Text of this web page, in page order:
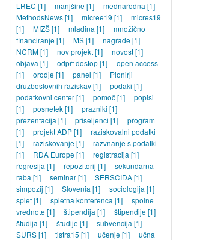
LREC [1] manjšine [1] mednarodna [1]
MethodsNews[1] micree19 [1]
micres19
[1]
MIZŠ[1] mladina [1]
množično
financiranje [1] MS[1] nagrade [1]
NCRM [1] nov projekt[1] novost[1]
objava [1] odprt dostop[1]
open access
[1]
orodje [1] panel [1]
Pionirji
družboslovnih raziskav[1] podaki [1]
podatkovni center[1] pomoč[1]
popisi
[1]
posnetek[1] prazniki [1]
prezentacija [1] priseljenci [1]
program
[1]
projekt ADP[1]
raziskovalni podatki
[1]
raziskovanje [1]
razvnanje s podatki
[1]
RDA Europe [1] registracija [1]
regresija [1] repozitorij [1]
sekundarna
raba [1] seminar[1] SERSCIDA[1]
simpozij [1] Slovenia [1] sociologija [1]
splet[1] spletna konferenca [1]
spolne
vrednote [1] štipendija [1] štipendije [1]
študija [1] študije [1] subvencija [1]
SURS[1] tistra15 [1] učenje [1]
učna